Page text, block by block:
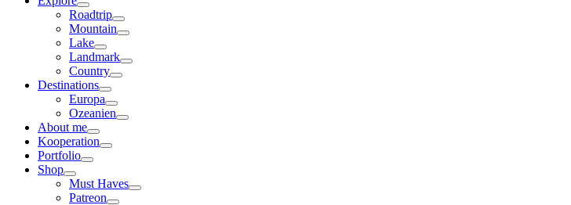
Roadtrip
Mountain
Lake
Landmark
Country
Destinations
Europa
Ozeanien
About me
Kooperation
Portfolio
Shop
Must Haves
Patreon